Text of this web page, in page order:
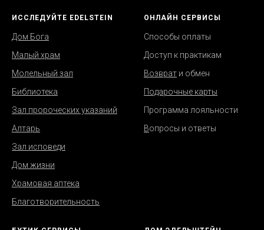
ИССЛЕДУЙТЕ EDELSTEIN
Дом Бога
Малый храм
Молельный зал
Библиотека
Зал пророческих указаний
Алтарь
Зал исповеди
Дом жизни
Храмовая аптека
Благотворительность
ОНЛАЙН СЕРВИСЫ
Способы оплаты
Доступ к практикам
Возврат и обмен
Подарочные карты
Программа лояльности
Вопросы и ответы